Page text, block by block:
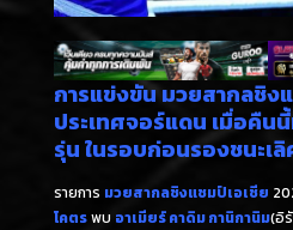
การแข่งขัน มวยสากลชิง
ประเทศจอร์แดน เมื่อคืน
รุ่น ในรอบก่อนรองชนะเ
รายการ มวยสากลชิงแชมป์เอเชีย
โคตรพบ อาเมียร์ คาดิม กานิกานิม(อิ